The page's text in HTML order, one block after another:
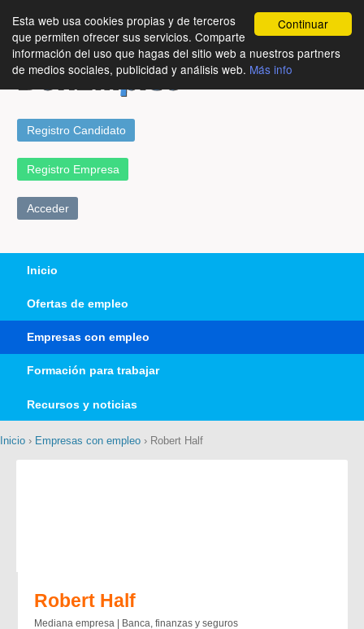
Continuar
Esta web usa cookies propias y de terceros
que permiten ofrecer sus servicios. Comparte
información del uso que hagas del sitio web a nuestros partners
de medios sociales, publicidad y análisis web. Más info
Registro Candidato
Registro Empresa
Acceder
Inicio
Ofertas de empleo
Empresas con empleo
Formación para trabajar
Recursos y noticias
Inicio › Empresas con empleo › Robert Half
Robert Half
Mediana empresa | Banca, finanzas y seguros